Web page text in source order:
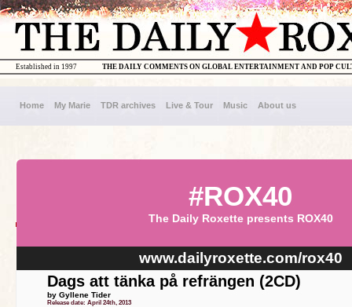
THE DAILY COMMENTS ON GLOBAL ENTERTAINMENT AND POP
Established in 1997
Home My Marie TDR archives Live & Tour Music About us
#ROX40
The Daily Roxette presents ROX40
www.dailyroxette.com/rox40
Dags att tänka på refrängen (2CD)
by Gyllene Tider
Release date: April 24th, 2013